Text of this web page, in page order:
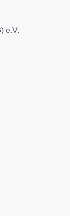
e.V.